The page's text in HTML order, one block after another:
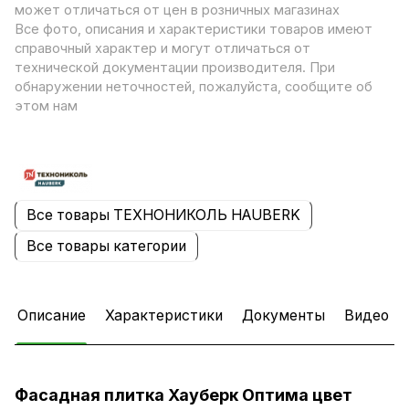
может отличаться от цен в розничных магазинах
Все фото, описания и характеристики товаров имеют
справочный характер и могут отличаться от
технической документации производителя. При
обнаружении неточностей, пожалуйста, сообщите об
этом нам
Все товары ТЕХНОНИКОЛЬ HAUBERK
Все товары категории
Описание Характеристики Документы Видео
Фасадная плитка Хауберк Оптима цвет